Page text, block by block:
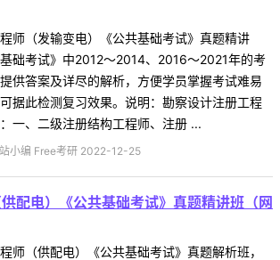
师（发输变电）《公共基础考试》真题精讲
础考试》中2012～2014、2016～2021年的考
供答案及详尽的解析，方便学员掌握考试难易
据此检测复习效果。说明：勘察设计注册工程
一、二级注册结构工程师、注册 ...
小编 Free考研 2022-12-25
配电）《公共基础考试》真题精讲班（网
师（供配电）《公共基础考试》真题解析班，